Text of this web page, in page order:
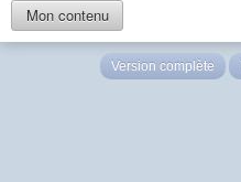
Mon contenu
Version complète